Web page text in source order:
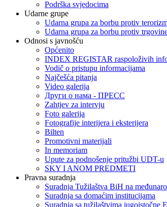
Podrška svjedocima
Udarne grupe
Udarna grupa za borbu protiv
Udarna grupa za borbu protiv
Odnosi s javnošću
Općenito
INDEX REGISTAR raspoloživih
Vodič o pristupu informacijama
Najčešća pitanja
Video galerija
Други о нама - ПРЕСC
Zahtjev za intervju
Foto galerija
Fotografije interijera i eksterijera
Bilten
Promotivni materijali
In memoriam
Upute za podnošenje pritužbi UDT-u
SKY I ANOM PREDMETI
Pravna suradnja
Suradnja Tužilaštva BiH na
Suradnja sa domaćim institucijama
Suradnja sa tužilaštvima jugoistočne